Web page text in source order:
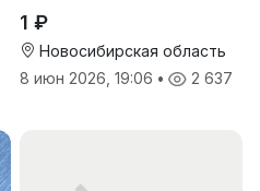
1 ₽
Новосибирская область
8 июн 2026, 19:06 • 2 637